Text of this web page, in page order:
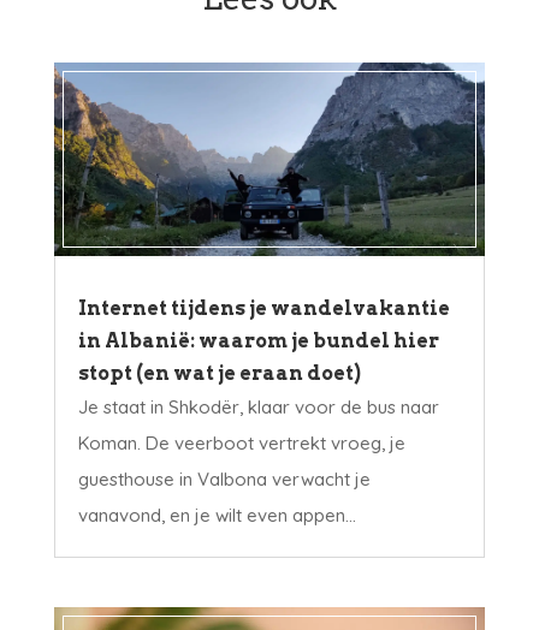
Internet tijdens je wandelvakantie
in Albanië: waarom je bundel hier
stopt (en wat je eraan doet)
Je staat in Shkodër, klaar voor de bus naar
Koman. De veerboot vertrekt vroeg, je
guesthouse in Valbona verwacht je
vanavond, en je wilt even appen...